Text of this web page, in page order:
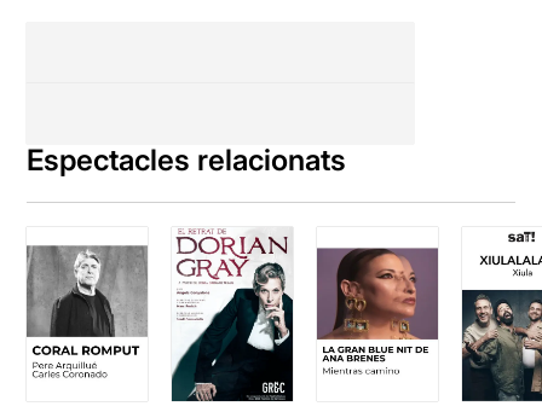
Espectacles relacionats